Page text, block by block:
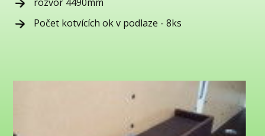
Počet kotvících ok v podlaze - 8ks